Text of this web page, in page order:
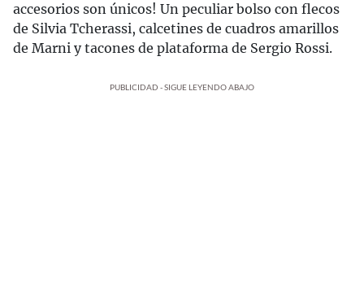
accesorios son únicos! Un peculiar bolso con flecos
de Silvia Tcherassi, calcetines de cuadros amarillos
de Marni y tacones de plataforma de Sergio Rossi.
PUBLICIDAD - SIGUE LEYENDO ABAJO